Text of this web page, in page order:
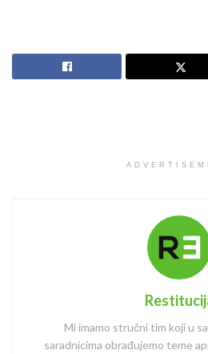
Mi imamo stručni tim koji u
saradnicima obrađujemo teme